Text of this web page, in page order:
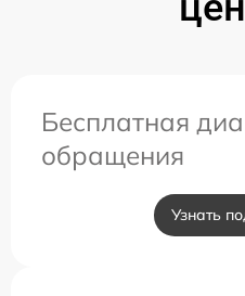
Бесплатная
обращения
Узнать